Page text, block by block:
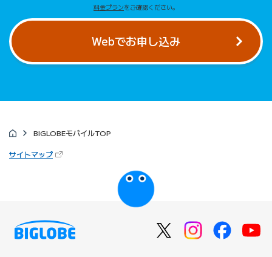
料金プランをご確認ください。
Webでお申し込み
BIGLOBEモバイルTOP
サイトマップ（新しいタブで開きます）